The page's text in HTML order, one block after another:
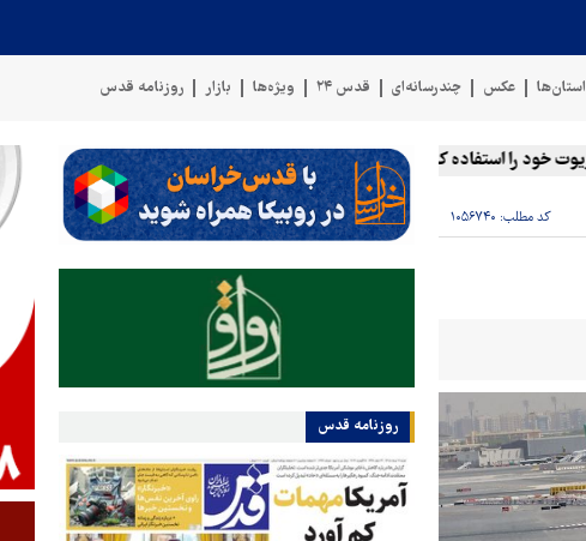
استان‌ها عکس چندرسانه‌ای قدس ۲۴ ویژه‌ها بازار روزنامه قدس
خط لوله گازی ترکیه به اوکراین با پهپاد هدف قرار گرفت
کد مطلب: ۱۰۵۶۷۴۰
روزنامه قدس